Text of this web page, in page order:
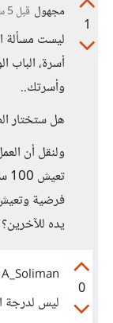
1
مجهول قبل 5 سنوات
ليست مسألة
أسرة،
وأسرتك..
هل ستختار
ولنقل أن
فرضية
يده
0
A_Soliman
ليس لدرجة